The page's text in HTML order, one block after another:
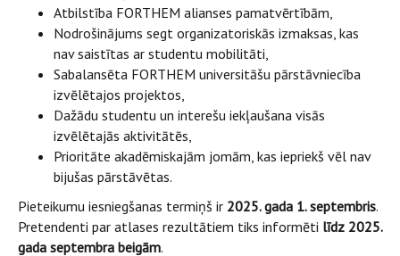
Atbilstība FORTHEM alianses pamatvērtībām,
Nodrošinājums segt organizatoriskās izmaksas, kas
nav saistītas ar studentu mobilitāti,
Sabalansēta FORTHEM universitāšu pārstāvniecība
izvēlētajos projektos,
Dažādu studentu un interešu iekļaušana visās
izvēlētajās aktivitātēs,
Prioritāte akadēmiskajām jomām, kas iepriekš vēl nav
bijušas pārstāvētas.
Pieteikumu iesniegšanas termiņš ir 2025. gada 1. septembris.
Pretendenti par atlases rezultātiem tiks informēti līdz 2025.
gada septembra beigām.